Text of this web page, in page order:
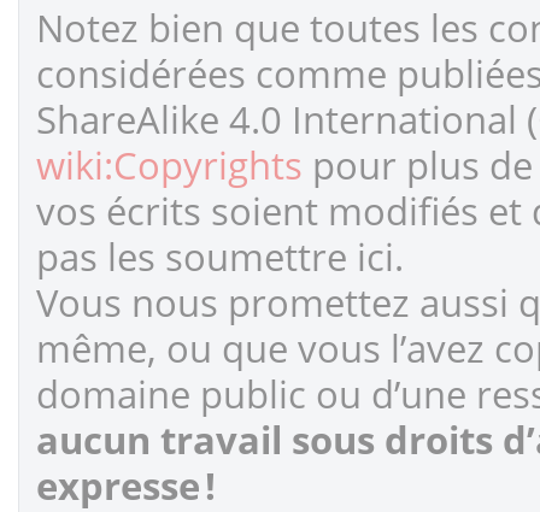
Notez bien que toutes les
considérées comme
ShareAlike 4.0 International
wiki:Copyrights pour plus
vos écrits soient modifiés
pas les soumettre ici.
Vous nous promettez aussi
même, ou que vous l’avez
domaine public ou d’une
aucun travail sous droits
expresse !